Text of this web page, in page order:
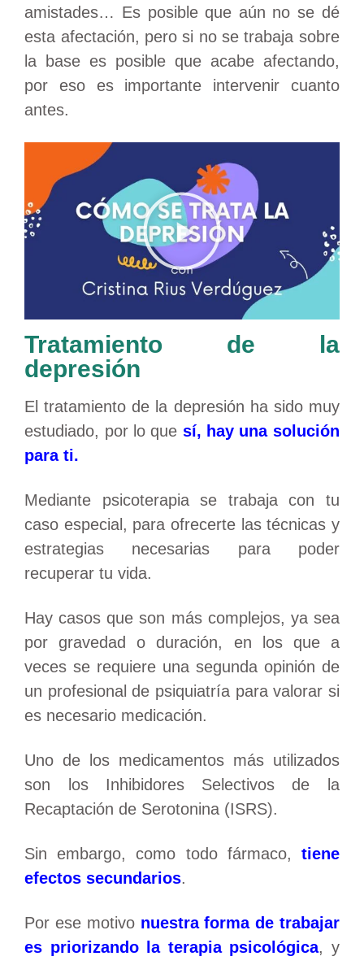
amistades… Es posible que aún no se dé
esta afectación, pero si no se trabaja sobre
la base es posible que acabe afectando,
por eso es importante intervenir cuanto
antes.
Tratamiento de la
depresión
El tratamiento de la depresión ha sido muy
estudiado, por lo que sí, hay una solución
para ti.
Mediante psicoterapia se trabaja con tu
caso especial, para ofrecerte las técnicas y
estrategias necesarias para poder
recuperar tu vida.
Hay casos que son más complejos, ya sea
por gravedad o duración, en los que a
veces se requiere una segunda opinión de
un profesional de psiquiatría para valorar si
es necesario medicación.
Uno de los medicamentos más utilizados
son los Inhibidores Selectivos de la
Recaptación de Serotonina (ISRS).
Sin embargo, como todo fármaco, tiene
efectos secundarios.
Por ese motivo nuestra forma de trabajar
es priorizando la terapia psicológica, y